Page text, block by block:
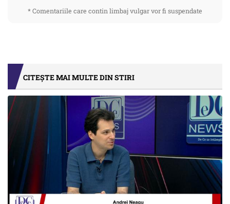
* Comentariile care contin limbaj vulgar vor fi suspendate
CITEȘTE MAI MULTE DIN STIRI